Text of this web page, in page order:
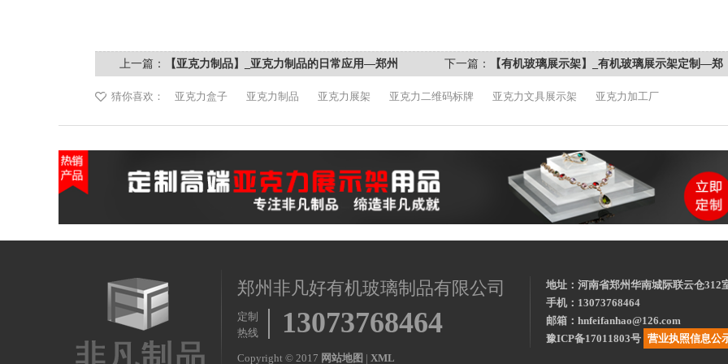
上一篇：
【亚克力制品】_亚克力制品的日常应用—郑州
非凡
下一篇：
【有机玻璃展示架】_有机玻璃展示架定制—郑
州非凡
猜你喜欢： 亚克力盒子 亚克力制品 亚克力展架 亚克力二维码标牌 亚克力文具展示架 亚克力加工厂
郑州非凡好有机玻璃制品有限公司
定制
热线
13073768464
Copyright © 2017 网站地图 | XML
地址：河南省郑州华南城际联云仓312
手机：13073768464
邮箱：hnfeifanhao@126.com
豫ICP备17011803号 营业执照信息公